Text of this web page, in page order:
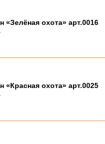
охота» арт.0016
охота» арт.0025